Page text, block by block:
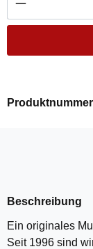
Beschreibung
Ein originales
Seit 1996 sind